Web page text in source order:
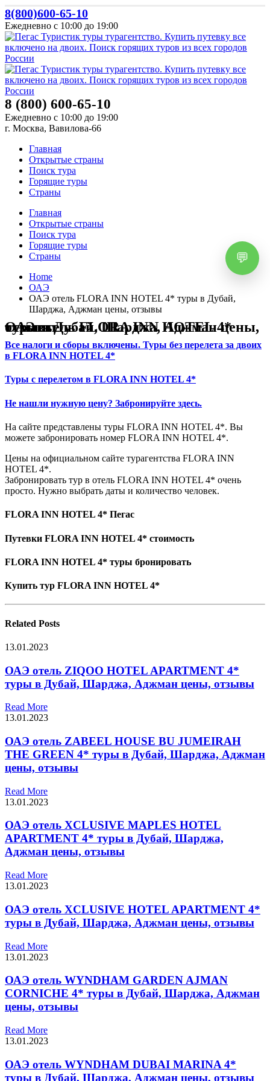
8(800)600-65-10
Ежедневно с 10:00 до 19:00
8 (800) 600-65-10
Ежедневно с 10:00 до 19:00
г. Москва, Вавилова-66
Главная
Открытые страны
Поиск тура
Горящие туры
Страны
Главная
Открытые страны
Поиск тура
Горящие туры
Страны
Home
ОАЭ
ОАЭ отель FLORA INN HOTEL 4* туры в Дубай,
Шарджа, Аджман цены, отзывы
ОАЭ отель FLORA INN HOTEL 4* туры в Дубай, Шарджа, Аджман цены, отзывы
Все налоги и сборы включены. Туры без перелета за двоих
в FLORA INN HOTEL 4*
Туры с перелетом в FLORA INN HOTEL 4*
Не нашли нужную цену? Забронируйте здесь.
На сайте представлены туры FLORA INN HOTEL 4*. Вы
можете забронировать номер FLORA INN HOTEL 4*.
Цены на официальном сайте турагентства FLORA INN
HOTEL 4*.
Забронировать тур в отель FLORA INN HOTEL 4* очень
просто. Нужно выбрать даты и количество человек.
FLORA INN HOTEL 4* Пегас
Путевки FLORA INN HOTEL 4* стоимость
FLORA INN HOTEL 4* туры бронировать
Купить тур FLORA INN HOTEL 4*
Related Posts
13.01.2023
ОАЭ отель ZIQOO HOTEL APARTMENT 4*
туры в Дубай, Шарджа, Аджман цены, отзывы
Read More
13.01.2023
ОАЭ отель ZABEEL HOUSE BU JUMEIRAH
THE GREEN 4* туры в Дубай, Шарджа, Аджман
цены, отзывы
Read More
13.01.2023
ОАЭ отель XCLUSIVE MAPLES HOTEL
APARTMENT 4* туры в Дубай, Шарджа,
Аджман цены, отзывы
Read More
13.01.2023
ОАЭ отель XCLUSIVE HOTEL APARTMENT 4*
туры в Дубай, Шарджа, Аджман цены, отзывы
Read More
13.01.2023
ОАЭ отель WYNDHAM GARDEN AJMAN
CORNICHE 4* туры в Дубай, Шарджа, Аджман
цены, отзывы
Read More
13.01.2023
ОАЭ отель WYNDHAM DUBAI MARINA 4*
туры в Дубай, Шарджа, Аджман цены, отзывы